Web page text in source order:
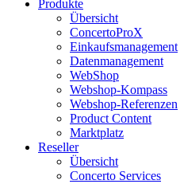
Produkte
Übersicht
ConcertoProX
Einkaufsmanagement
Datenmanagement
WebShop
Webshop-Kompass
Webshop-Referenzen
Product Content
Marktplatz
Reseller
Übersicht
Concerto Services